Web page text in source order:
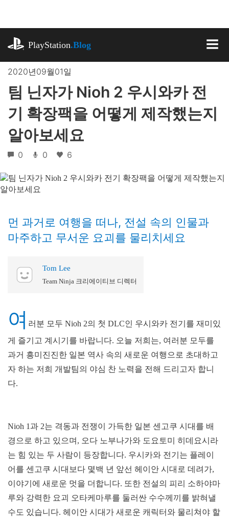
로
뛰
PlayStation.Blog
2020년09월01일
팀 닌자가 Nioh 2 우시와카 전
기 확장팩을 어떻게 제작했는지
알아보세요
0 0 6
먼 과거로 여행을 떠나, 전설 속의 인물과
마주하고 무서운 요괴를 물리치세요
Tom Lee
Team Ninja 크리에이티브 디렉터
여 러분 모두 Nioh 2의 첫 DLC인 우시와카 전기를 재미있
게 즐기고 계시기를 바랍니다. 오늘 저희는, 여러분 모두를
과거 흥미진진한 일본 역사 속의 새로운 여행으로 초대하고
자 하는 저희 개발팀의 야심 찬 노력을 전해 드리고자 합니
다.
Nioh 1과 2는 격동과 전쟁이 가득한 일본 센고쿠 시대를 배
경으로 하고 있으며, 오다 노부나가와 도요토미 히데요시라
는 힘 있는 두 사람이 등장합니다. 우시카와 전기는 플레이
어를 센고쿠 시대보다 몇백 년 앞선 헤이안 시대로 데려가,
이야기에 새로운 멋을 더합니다. 또한 전설의 피리 소하야마
루와 강력한 요괴 오타케마루를 둘러싼 수수께끼를 밝혀낼
수도 있습니다. 헤이안 시대가 새로운 캐릭터와 물리쳐야 할